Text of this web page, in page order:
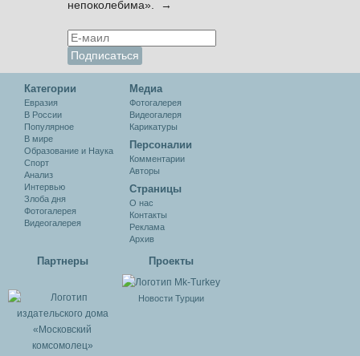
непоколебима». →
Категории
Евразия
В России
Популярное
В мире
Образование и Наука
Спорт
Анализ
Интервью
Злоба дня
Фотогалерея
Видеогалерея
Медиа
Фотогалерея
Видеогалеря
Карикатуры
Персоналии
Комментарии
Авторы
Cтраницы
О нас
Контакты
Реклама
Архив
Партнеры Проекты
Новости Турции